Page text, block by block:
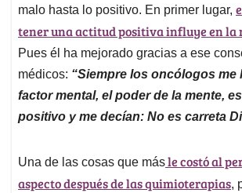
malo hasta lo positivo. En primer lugar,
tener una actitud positiva influye en la
Pues él ha mejorado gracias a ese
médicos: “Siempre los oncólogos me
factor mental, el poder de la mente,
positivo y me decían: No es carreta
Una de las cosas que másle costó al
aspecto después de las quimioterapias,